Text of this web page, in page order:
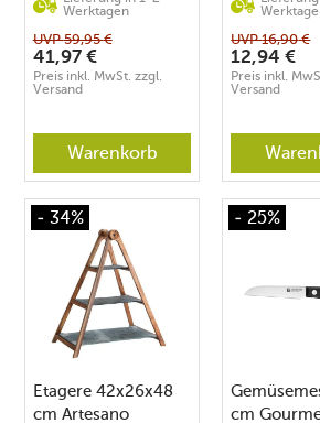
Werktagen
UVP59,95 €
41,97 €
Preis inkl. MwSt. zzgl.
Versand
Warenkorb
UVP16,90 €
12,94 €
Preis inkl.
Versand
- 34%
Etagere 42x26x48
cm Artesano
- 25%
cm